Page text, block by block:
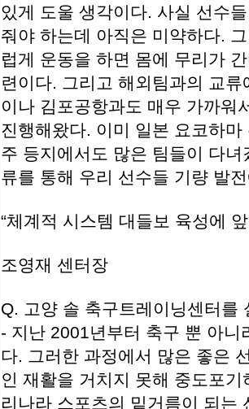
있게 도울 생각이다. 사실 선수
줘야 하는데 아직은 미약하다.
럽게 운동을 하면 몸에 무리가
련이다. 그리고 해외팀과의 교
이나 김포공항과도 매우 가까워
진행해왔다. 이미 일본 요코하
주 등지에서도 많은 팀들이 다
류를 통해 우리 선수들 기량 발
“체계적 시스템 대들보 육성에 앞
조영재 센터장
Q. 고양 솔 축구트레이닝센터를
- 지난 2001년부터 축구 뿐 아
다. 그러한 과정에서 많은 좋은
인 재활을 거치지 못해 중도포
리나라 스포츠의 밑거름이 되는